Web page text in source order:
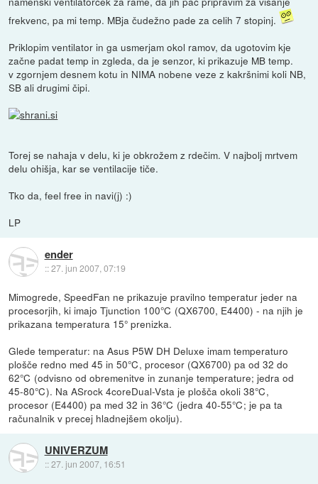
frekvenc, pa mi temp. MBja čudežno pade za celih 7 stopinj.
Priklopim ventilator in ga usmerjam okol ramov, da ugotovim kje
začne padat temp in zgleda, da je senzor, ki prikazuje MB temp.
v zgornjem desnem kotu in NIMA nobene veze z kakršnimi koli NB,
SB ali drugimi čipi.
Torej se nahaja v delu, ki je obkrožem z rdečim. V najbolj mrtvem
delu ohišja, kar se ventilacije tiče.
Tko da, feel free in navi(j) :)
LP
ender
::27. jun 2007, 07:19
Mimogrede, SpeedFan ne prikazuje pravilno temperatur jeder na
procesorjih, ki imajo Tjunction 100℃ (QX6700, E4400) - na njih je
prikazana temperatura 15° prenizka.
Glede temperatur: na Asus P5W DH Deluxe imam temperaturo
plošče redno med 45 in 50℃, procesor (QX6700) pa od 32 do
62℃ (odvisno od obremenitve in zunanje temperature; jedra od
45-80℃). Na ASrock 4coreDual-Vsta je plošča okoli 38℃,
procesor (E4400) pa med 32 in 36℃ (jedra 40-55℃; je pa ta
računalnik v precej hladnejšem okolju).
UNIVERZUM
::27. jun 2007, 16:51